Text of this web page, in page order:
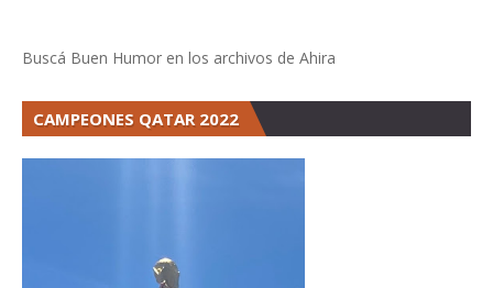
Buscá Buen Humor en los archivos de Ahira
CAMPEONES QATAR 2022